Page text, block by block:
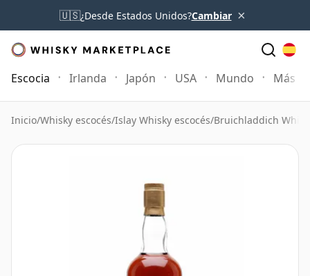
🇺🇸¿Desde Estados Unidos?Cambiar ×
Escocia Irlanda Japón USA Mundo Más
Inicio/Whisky escocés/Islay Whisky escocés/Bruichladdich